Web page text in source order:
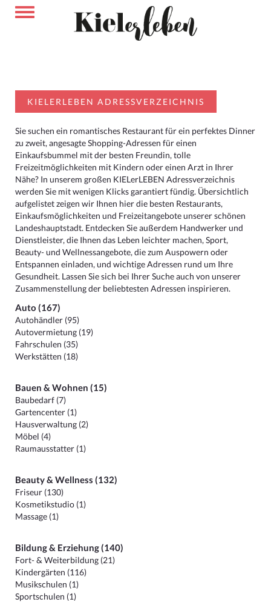
KIELERLEBEN ADRESSVERZEICHNIS
Sie suchen ein romantisches Restaurant für ein perfektes Dinner
zu zweit, angesagte Shopping-Adressen für einen
Einkaufsbummel mit der besten Freundin, tolle
Freizeitmöglichkeiten mit Kindern oder einen Arzt in Ihrer
Nähe? In unserem großen KIELerLEBEN Adressverzeichnis
werden Sie mit wenigen Klicks garantiert fündig. Übersichtlich
aufgelistet zeigen wir Ihnen hier die besten Restaurants,
Einkaufsmöglichkeiten und Freizeitangebote unserer schönen
Landeshauptstadt. Entdecken Sie außerdem Handwerker und
Dienstleister, die Ihnen das Leben leichter machen, Sport,
Beauty- und Wellnessangebote, die zum Auspowern oder
Entspannen einladen, und wichtige Adressen rund um Ihre
Gesundheit. Lassen Sie sich bei Ihrer Suche auch von unserer
Zusammenstellung der beliebtesten Adressen inspirieren.
Auto (167)
Autohändler (95)
Autovermietung (19)
Fahrschulen (35)
Werkstätten (18)
Bauen & Wohnen (15)
Baubedarf (7)
Gartencenter (1)
Hausverwaltung (2)
Möbel (4)
Raumausstatter (1)
Beauty & Wellness (132)
Friseur (130)
Kosmetikstudio (1)
Massage (1)
Bildung & Erziehung (140)
Fort- & Weiterbildung (21)
Kindergärten (116)
Musikschulen (1)
Sportschulen (1)